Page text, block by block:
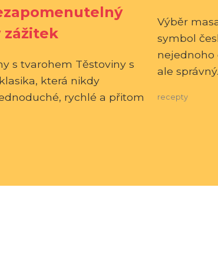
zážitek
s tvarohem Těstoviny s
která nikdy
rychlé a přitom
Výběr
symbol
nejednoho
ale
recepty